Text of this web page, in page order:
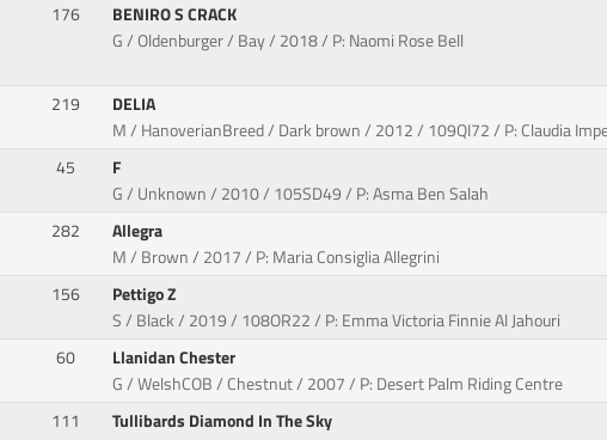
176
BENIRO S CRACK
G / Oldenburger / Bay / 2018 / P: Naomi Rose Bell
219
DELIA
M / HanoverianBreed / Dark brown / 2012 / 109QI72 / P: Claudia
45
F
G / Unknown / 2010 / 105SD49 / P: Asma Ben Salah
282
Allegra
M / Brown / 2017 / P: Maria Consiglia Allegrini
156
Pettigo Z
S / Black / 2019 / 108OR22 / P: Emma Victoria Finnie Al Jahouri
60
Llanidan Chester
G / WelshCOB / Chestnut / 2007 / P: Desert Palm Riding Centre
111
Tullibards Diamond In The Sky